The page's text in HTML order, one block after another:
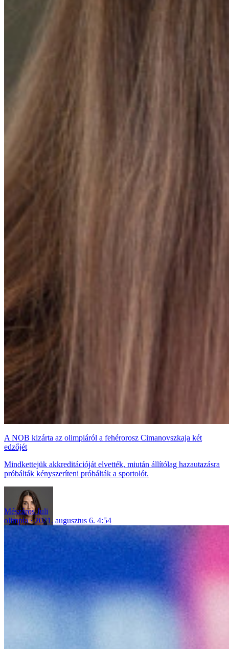
A NOB kizárta az olimpiáról a fehérorosz Cimanovszkaja két
edzőjét
Mindkettejük akkreditációját elvették, miután állítólag hazautazásra
próbálták kényszeríteni próbálták a sportolót.
Mészáros Juli
olimpia
2021. augusztus 6. 4:54